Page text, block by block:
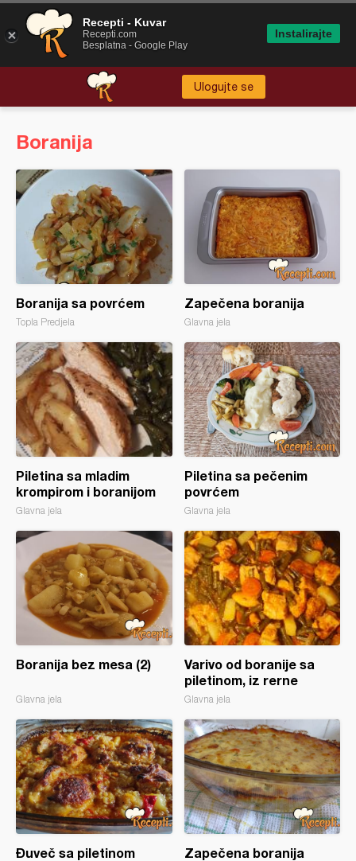
Ulogujte se
Boranija
Boranija sa povrćem
Topla Predjela
Zapečena boranija
Glavna jela
Piletina sa mladim
krompirom i boranijom
Glavna jela
Piletina sa pečenim
povrćem
Glavna jela
Boranija bez mesa (2)
Glavna jela
Varivo od boranije sa
piletinom, iz rerne
Glavna jela
Đuveč sa piletinom Zapečena boranija
Recepti - Kuvar
Recepti.com
Besplatna - Google Play
Instalirajte